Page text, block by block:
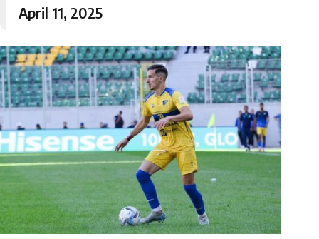
April 11, 2025